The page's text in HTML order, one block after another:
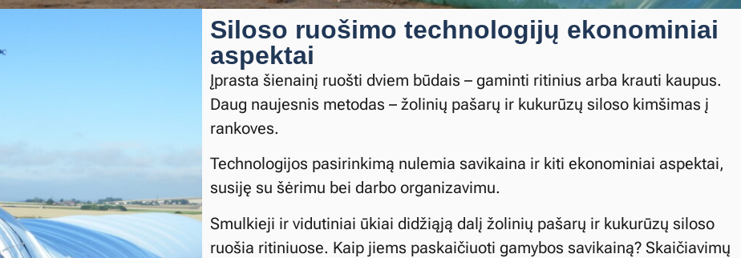
Siloso ruošimo technologijų ekonominiai
aspektai
Įprasta šienainį ruošti dviem būdais – gaminti ritinius arba krauti kaupus.
Daug naujesnis metodas – žolinių pašarų ir kukurūzų siloso kimšimas į
rankoves.
Technologijos pasirinkimą nulemia savikaina ir kiti ekonominiai aspektai,
susiję su šėrimu bei darbo organizavimu.
Smulkieji ir vidutiniai ūkiai didžiąją dalį žolinių pašarų ir kukurūzų siloso
ruošia ritiniuose. Kaip jiems paskaičiuoti gamybos savikainą? Skaičiavimų